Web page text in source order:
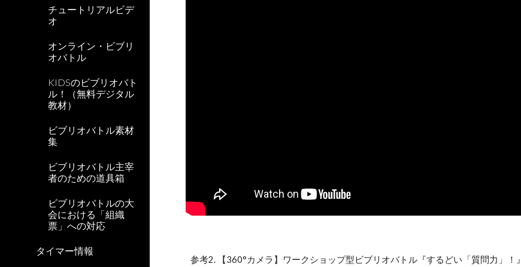
チュートリアルビデ
オ
オンライン・ビブリ
オバトル
KIDSのビブリオバト
ル！（無料デジタル
教材）
ビブリオバトル素材
集
ビブリオバトル主宰
者のための道具箱
ビブリオバトルの大
会における「組織
票」への対応
タイマー情報
参考2. 【360°カメラ】ワークショップ型ビブリオバトル『するどい「質問力」！』